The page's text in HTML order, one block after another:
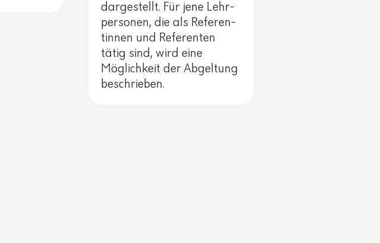
darge­stellt. Für jene Lehr­
per­sonen, die als Refe­ren­
tinnen und Refe­renten
tätig sind, wird eine
Möglich­keit der Abgel­tung
beschrieben.